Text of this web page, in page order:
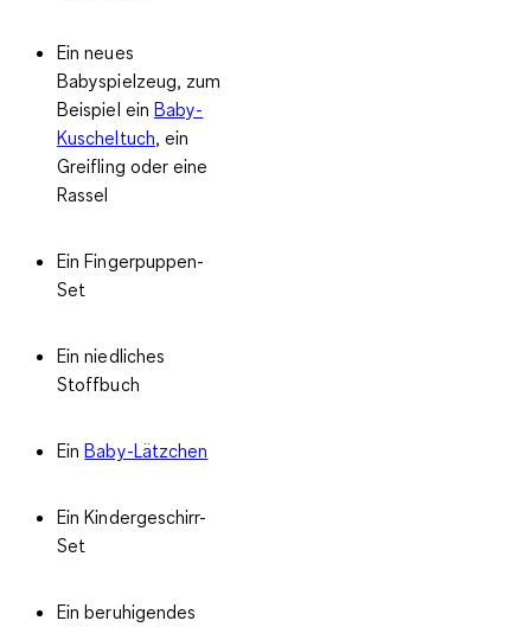
Ein neues
Babyspielzeug, zum
Beispiel einBaby-
Kuscheltuch, ein
Greifling oder eine
Rassel
Ein Fingerpuppen-
Set
Ein niedliches
Stoffbuch
EinBaby-Lätzchen
Ein Kindergeschirr-
Set
Ein beruhigendes